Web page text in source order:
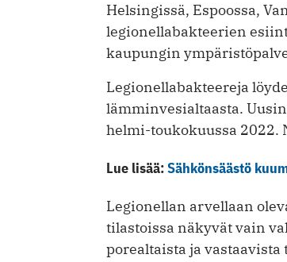
Helsingissä, Espoossa,
legionellabakteerien
kaupungin
Legionellabakteereja
lämminvesialtaasta.
helmi-toukokuussa 2022.
Lue lisää:Sähkönsäästö
Legionellan arvellaan
tilastoissa näkyvät vain
porealtaista ja